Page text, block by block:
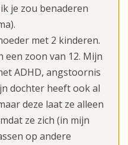
je zou benaderen
met 2 kinderen.
een zoon van 12. Mijn
ADHD, angstoornis
dochter heeft ook al
deze laat ze alleen
ze zich (in mijn
op andere